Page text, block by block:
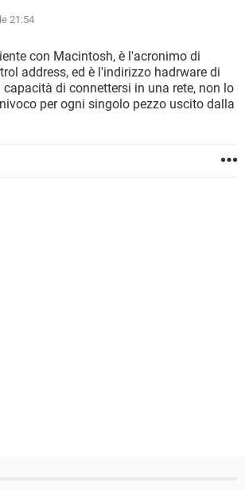
21:54
con Macintosh, è l'acronimo di
address, ed è l'indirizzo hadrware di
di connettersi in una rete, non lo
per ogni singolo pezzo uscito dalla